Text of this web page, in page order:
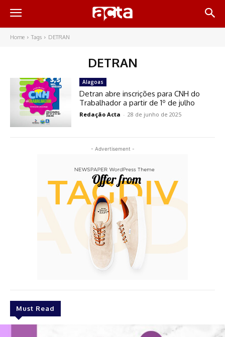
Home Tags DETRAN
DETRAN
- Advertisement -
Must Read
Alagoas
Detran abre inscrições para CNH do
Trabalhador a partir de 1º de julho
Redação Acta - 28 de junho de 2025